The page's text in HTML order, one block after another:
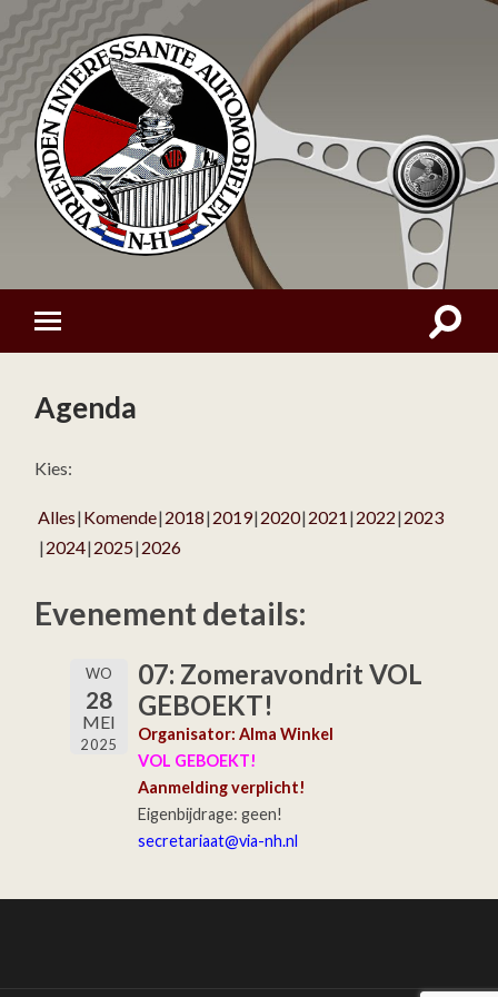
Agenda
Kies:
Alles Komende 2018 2019 2020 2021 2022 2023
2024 2025 2026
Evenement details:
WO
28
MEI
2025
07: Zomeravondrit VOL
GEBOEKT!
Organisator: Alma Winkel
VOL GEBOEKT!
Aanmelding verplicht!
Eigenbijdrage: geen!
secretariaat@via-nh.nl